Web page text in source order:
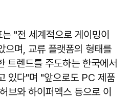
"전 세계적으로 게이밍이
으며, 교류 플랫폼의 형태를
트렌드를 주도하는 한국에서
있다"며 "앞으로도 PC 제품
브와 하이퍼엑스 등으로 이